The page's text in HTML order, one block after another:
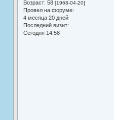
Возраст: 58 [1968-04-20]
Провел на форуме:
4 месяца 20 дней
Последний визит:
Сегодня 14:58